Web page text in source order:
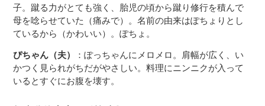
子。蹴る力がとても強く、胎児の頃から蹴り修行を積んで
母を唸らせていた（痛みで）。名前の由来はぽちょりとし
ているから（かわいい）。ぽちょ。
ぴちゃん（夫）
：ぽっちゃんにメロメロ。肩幅が広く、い
かつく見られがちだがやさしい。料理にニンニクが入って
いるとすぐにお腹を壊す。